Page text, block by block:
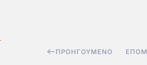
ΠΡΟΗΓΟΎΜΕΝΟ